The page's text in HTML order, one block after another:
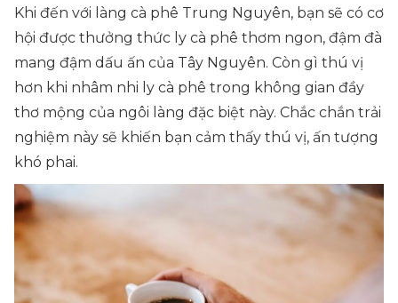
Khi đến với làng cà phê Trung Nguyên, bạn sẽ có cơ
hội được thưởng thức ly cà phê thơm ngon, đậm đà
mang đậm dấu ấn của Tây Nguyên. Còn gì thú vị
hơn khi nhâm nhi ly cà phê trong không gian đầy
thơ mộng của ngôi làng đặc biệt này. Chắc chắn trải
nghiệm này sẽ khiến bạn cảm thấy thú vị, ấn tượng
khó phai.